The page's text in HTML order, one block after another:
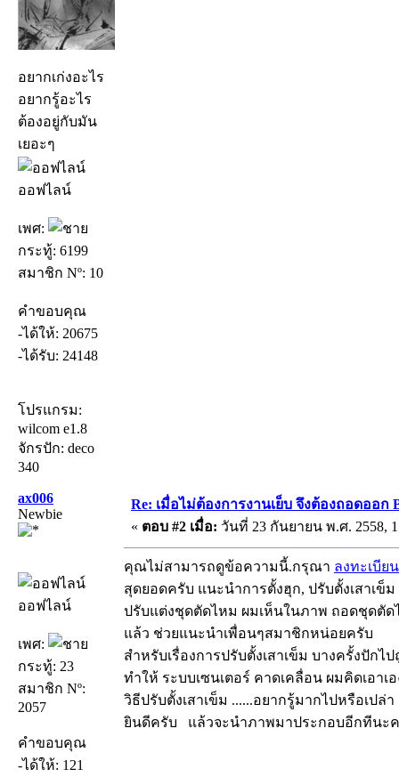
อยากเก่งอะไร
อยากรู้อะไร
ต้องอยู่กับมัน
เยอะๆ
ออฟไลน์
เพศ:
กระทู้: 6199
สมาชิก Nº: 10
คำขอบคุณ
-ได้ให้: 20675
-ได้รับ: 24148
โปรแกรม:
wilcom e1.8
จักรปัก: deco
340
ax006
Newbie
ออฟไลน์
เพศ:
กระทู้: 23
สมาชิก Nº:
2057
คำขอบคุณ
-ได้ให้: 121
Re: เมื่อไม่ต้องการงานเย็บ จึงต้องถอดออก
« ตอบ #2 เมื่อ: วันที่ 23 กันยายน พ.ศ. 2558,
คุณไม่สามารถดูข้อความนี้.กรุณา ลงทะเบียน
สุดยอดครับ แนะนำการตั้งฮุก, ปรับตั้งเสาเ
ปรับแต่งชุดตัดไหม ผมเห็นในภาพ ถอดชุดตั
แล้ว ช่วยแนะนำเพื่อนๆสมาชิกหน่อยครับ
สำหรับเรื่องการปรับตั้งเสาเข็ม บางครั้งปัก
ทำให้ ระบบเซนเตอร์ คาดเคลื่อน ผมคิดเอาเ
วิธีปรับตั้งเสาเข็ม ......อยากรู้มากไปหรือเปล่
ยินดีครับ แล้วจะนำภาพมาประกอบอีกทีนะ